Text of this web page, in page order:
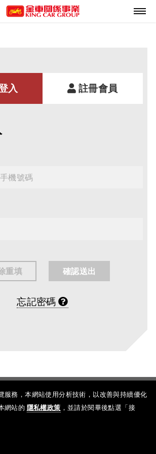
入 註冊會員
忘記密碼
Designed byMobilewiz
服務，本網站使用分析技術，以改善與持續優化
網站的 隱私權政策 ，並請於閱畢後點選「接